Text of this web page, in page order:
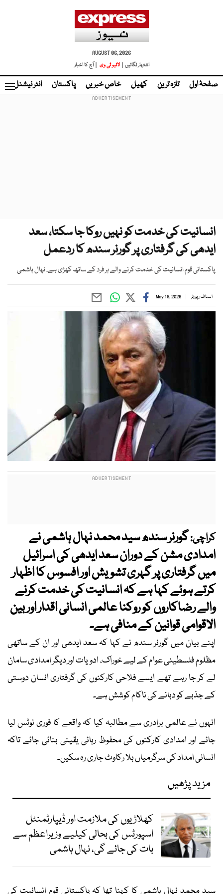
AUGUST 06, 2026
اشتہار لگائیں |
لائیو ٹی وی | آج کا اخبار
صفحۂ اول تازہ ترین کھیل خاص خبریں پاکستان انٹر نیشنل
انسانیت کی خدمت کو نہیں روکا جا سکتا، سعد
ایدھی کی گرفتاری پر گورنر سندھ کا ردعمل
پاکستانی قوم انسانیت کی خدمت کرنے والے ہر فرد کے ساتھ کھڑی ہے، نہال ہاشمی
اسٹاف رپورٹر May 19, 2026
کراچی:گورنر سندھ سید محمد نہال ہاشمی نے
امدادی مشن کے دوران سعد ایدھی کی اسرائیل
میں گرفتاری پر گہری تشویش اور افسوس کا اظہار
کرتے ہوئے کہا ہے کہ انسانیت کی خدمت کرنے
والے رضاکاروں کو روکنا عالمی انسانی اقدار اور بین
الاقوامی قوانین کے منافی ہے۔
اپنے بیان میں گورنر سندھ نے کہا کہ سعد ایدھی اور ان کے ساتھی
مظلوم فلسطینی عوام کے لیے خوراک، ادویات اور دیگر امدادی سامان
لے کر جا رہے تھے ایسے فلاحی کارکنوں کی گرفتاری انسان دوستی
کے جذبے کو دبانے کی ناکام کوشش ہے۔
انہوں نے عالمی برادری سے مطالبہ کیا کہ واقعے کا فوری نوٹس لیا
جائے اور امدادی کارکنوں کی محفوظ رہائی یقینی بنائی جائے تاکہ
انسانی امداد کی سرگرمیاں بلا رکاوٹ جاری رہ سکیں۔
مزید پڑھیں
کھلاڑیوں کی ملازمت اور ڈیپارٹمنٹل
اسپورٹس کی بحالی کیلیے وزیراعظم سے
بات کی جائے گی، نہال ہاشمی
سید محمد نہال ہاشمی کا کہنا تھا کہ پاکستانی قوم انسانیت کی